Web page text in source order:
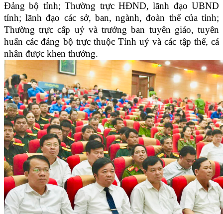
Đảng bộ tỉnh; Thường trực HĐND, lãnh đạo UBND
tỉnh; lãnh đạo các sở, ban, ngành, đoàn thể của tỉnh;
Thường trực cấp uỷ và trưởng ban tuyên giáo, tuyên
huấn các đảng bộ trực thuộc Tỉnh uỷ và các tập thể, cá
nhân được khen thưởng.